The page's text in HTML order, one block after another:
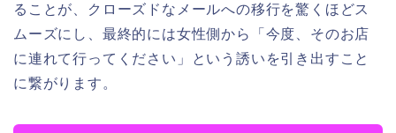
ることが、クローズドなメールへの移行を驚くほどス
ムーズにし、最終的には女性側から「今度、そのお店
に連れて行ってください」という誘いを引き出すこと
に繋がります。